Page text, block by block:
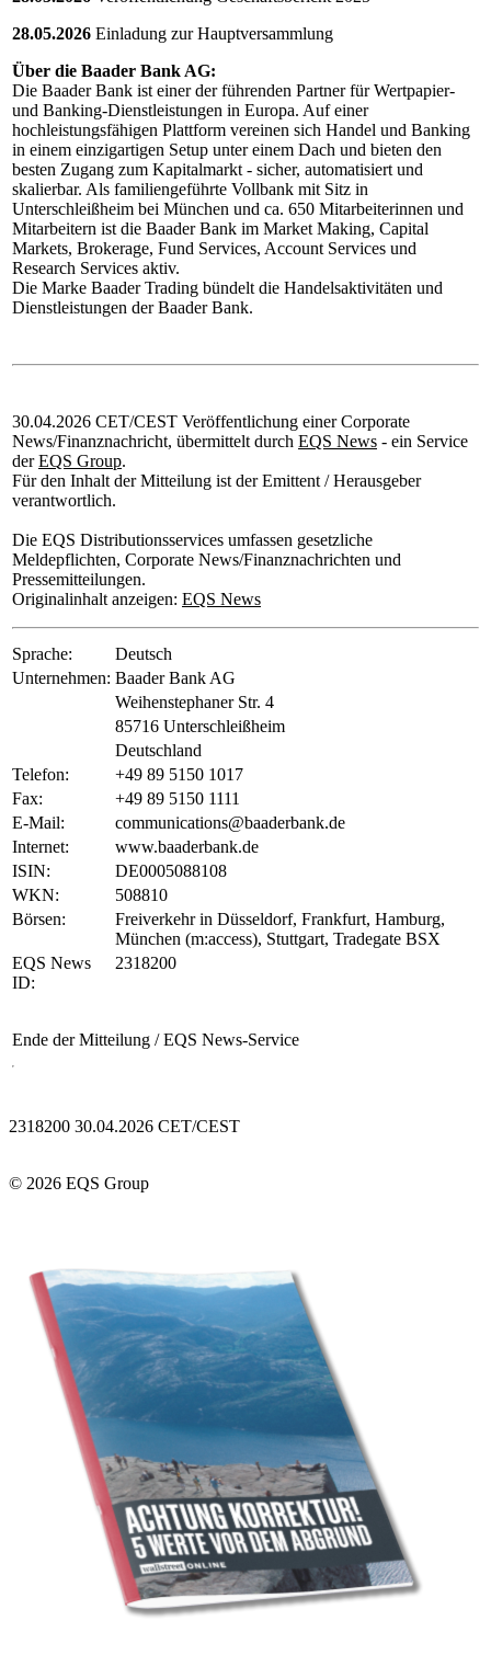
28.05.2026 Einladung zur Hauptversammlung
Über die Baader Bank AG:
Die Baader Bank ist einer der führenden Partner für Wertpapier-
und Banking-Dienstleistungen in Europa. Auf einer
hochleistungsfähigen Plattform vereinen sich Handel und Banking
in einem einzigartigen Setup unter einem Dach und bieten den
besten Zugang zum Kapitalmarkt - sicher, automatisiert und
skalierbar. Als familiengeführte Vollbank mit Sitz in
Unterschleißheim bei München und ca. 650 Mitarbeiterinnen und
Mitarbeitern ist die Baader Bank im Market Making, Capital
Markets, Brokerage, Fund Services, Account Services und
Research Services aktiv.
Die Marke Baader Trading bündelt die Handelsaktivitäten und
Dienstleistungen der Baader Bank.
30.04.2026 CET/CEST Veröffentlichung einer Corporate
News/Finanznachricht, übermittelt durch EQS News - ein Service
derEQS Group.
Für den Inhalt der Mitteilung ist der Emittent / Herausgeber
verantwortlich.
Die EQS Distributionsservices umfassen gesetzliche
Meldepflichten, Corporate News/Finanznachrichten und
Pressemitteilungen.
Originalinhalt anzeigen: EQS News
Sprache:
Deutsch
Unternehmen: Baader Bank AG
Weihenstephaner Str. 4
85716 Unterschleißheim
Deutschland
Telefon:
+49 89 5150 1017
Fax:
+49 89 5150 1111
E-Mail:
communications@baaderbank.de
Internet:
www.baaderbank.de
ISIN:
DE0005088108
WKN:
508810
Börsen:
Freiverkehr in Düsseldorf, Frankfurt, Hamburg,
München (m:access), Stuttgart, Tradegate BSX
EQS News
ID:
2318200
Ende der Mitteilung / EQS News-Service
2318200 30.04.2026 CET/CEST
© 2026 EQS Group